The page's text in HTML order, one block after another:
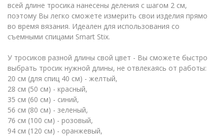
всей длине тросика нанесены деления с шагом 2 см,
поэтому Вы легко сможете измерить свои изделия прямо
во время вязания. Идеален для использования со
съемными спицами Smart Stix.
У тросиков разной длины свой цвет - Вы сможете быстро
выбрать тросик нужной длины, не отвлекаясь от работы:
20 см (для спиц 40 см) - желтый,
28 см (50 см) - красный,
35 см (60 см) - синий,
56 см (80 см) - зеленый,
76 см (100 см) - розовый,
94 см (120 см) - оранжевый,